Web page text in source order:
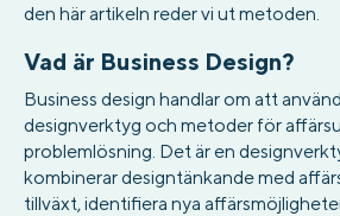
den här artikeln reder vi ut metoden.
Vad är Business Design?
Business design handlar om att
designverktyg och metoder för
problemlösning. Det är en
kombinerar designtänkande med
tillväxt, identifiera nya